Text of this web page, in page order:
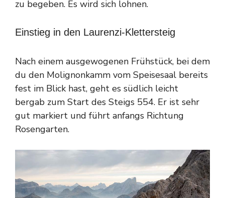
zu begeben. Es wird sich lohnen.
Einstieg in den Laurenzi-Klettersteig
Nach einem ausgewogenen Frühstück, bei dem
du den Molignonkamm vom Speisesaal bereits
fest im Blick hast, geht es südlich leicht
bergab zum Start des Steigs 554. Er ist sehr
gut markiert und führt anfangs Richtung
Rosengarten.